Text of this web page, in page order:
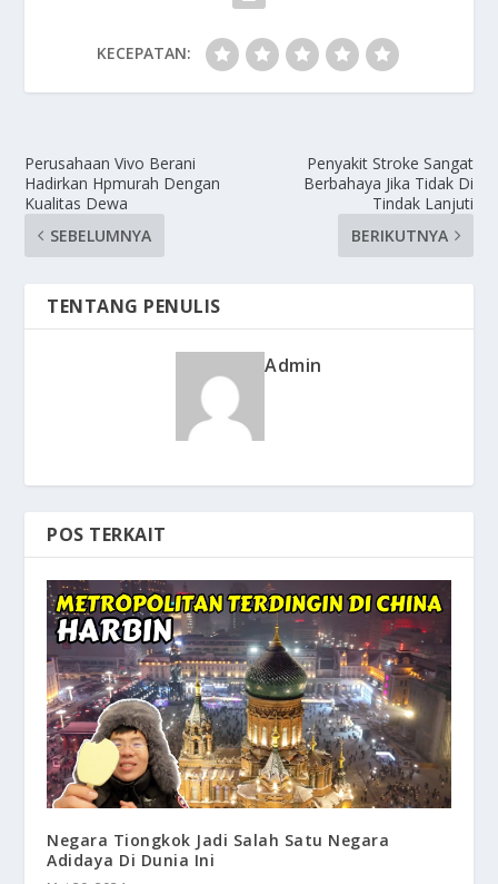
KECEPATAN:
Perusahaan Vivo Berani
Hadirkan Hpmurah Dengan
Kualitas Dewa
SEBELUMNYA
Penyakit Stroke Sangat
Berbahaya Jika Tidak Di
Tindak Lanjuti
BERIKUTNYA
TENTANG PENULIS
Admin
POS TERKAIT
Negara Tiongkok Jadi Salah Satu Negara
Adidaya Di Dunia Ini